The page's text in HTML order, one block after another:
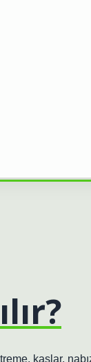
kaslar,